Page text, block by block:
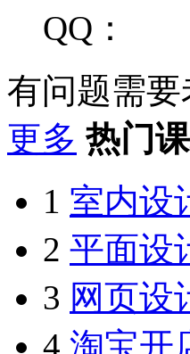
QQ：
有问题需
更多 热门
1 室内设
2 平面设
3 网页设
4 淘宝开